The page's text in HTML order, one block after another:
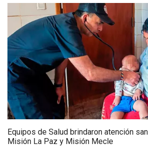
Equipos de Salud brindaron atención
Misión La Paz y Misión Mecle